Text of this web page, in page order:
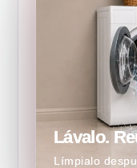
Lávalo.
Límpialo